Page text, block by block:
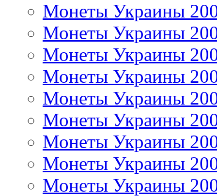
Монеты Украины
Монеты Украины
Монеты Украины
Монеты Украины
Монеты Украины
Монеты Украины
Монеты Украины
Монеты Украины
Монеты Украины